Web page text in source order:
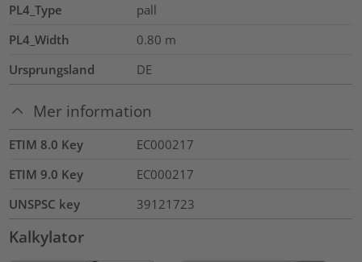
PL4_Type
pall
PL4_Width
0.80 m
Ursprungsland
DE
Mer information
ETIM 8.0 Key
EC000217
ETIM 9.0 Key
EC000217
UNSPSC key
39121723
Kalkylator